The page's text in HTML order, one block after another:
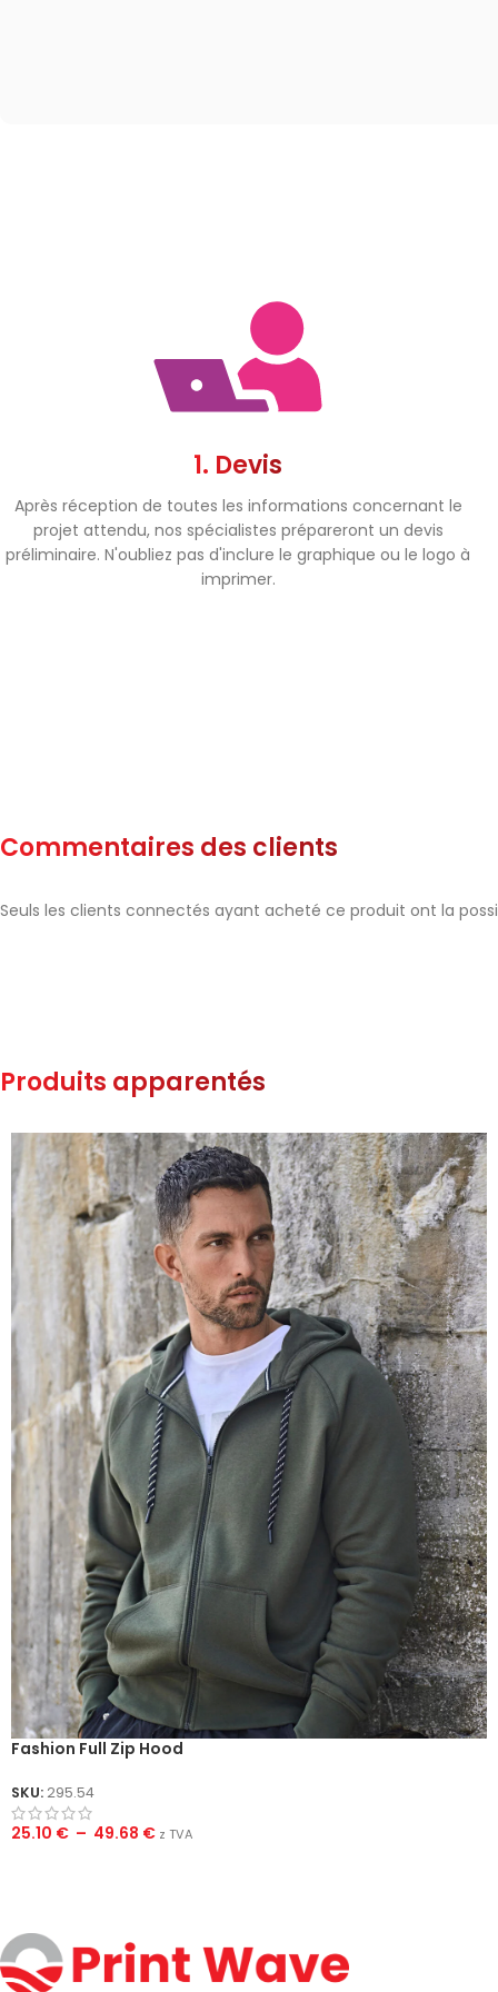
1. Devis
Après réception de toutes les informations concernant le
projet attendu, nos spécialistes prépareront un devis
préliminaire. N'oubliez pas d'inclure le graphique ou le logo à
imprimer.
Commentaires des clients
Seuls les clients connectés ayant acheté ce produit ont la
Produits apparentés
Fashion Full Zip Hood
SKU: 295.54
25.10 € – 49.68 € z TVA